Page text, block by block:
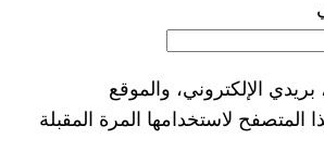
الإلكتروني، والموقع
المتصفح لاستخدامها المرة المقبلة